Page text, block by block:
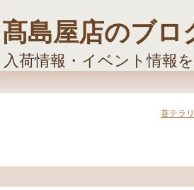
島屋店のブロ
荷情報・イベント情報
苔テラ